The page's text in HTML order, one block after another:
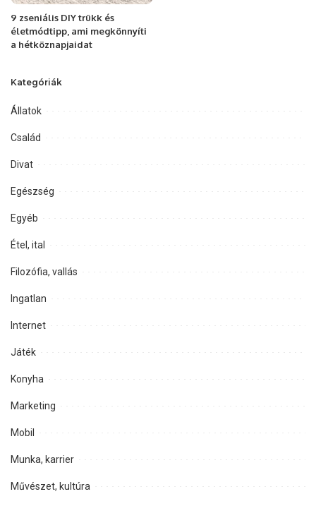
9 zseniális DIY trükk és
életmódtipp, ami megkönnyíti
a hétköznapjaidat
Kategóriák
Állatok
Család
Divat
Egészség
Egyéb
Étel, ital
Filozófia, vallás
Ingatlan
Internet
Játék
Konyha
Marketing
Mobil
Munka, karrier
Művészet, kultúra